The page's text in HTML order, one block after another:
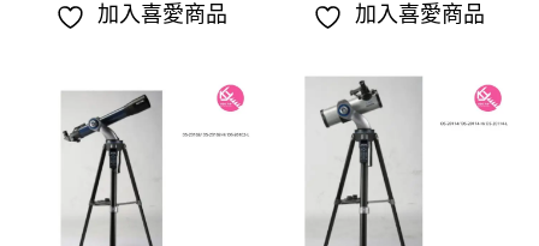
加入喜愛商品 加入喜愛商品